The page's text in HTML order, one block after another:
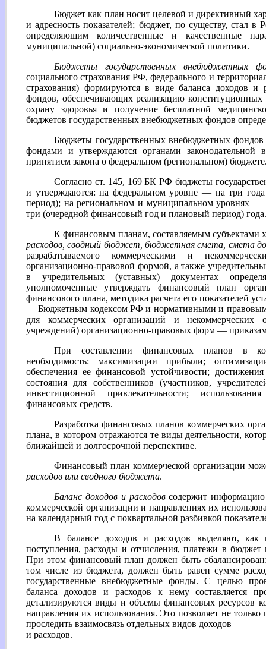
Бюджет как план носит целевой и директивный
и адресность показателей; бюджет, по существу, стал
определяющим количественные и качественные
муниципальной) социально-экономической политики.
Бюджеты государственных внебюджетных
социального страхования РФ, федерального и
страхования) формируются в виде баланса доходов и
фондов, обеспечивающих реализацию конституционных
охрану здоровья и получение бесплатной
бюджетов государственных внебюджетных фондов
Бюджеты государственных внебюджетных фондов
фондами и утверждаются органами законодательной
принятием закона о федеральном (региональном)
Согласно ст. 145, 169 БК РФ бюджеты
и утверждаются: на федеральном уровне — на три
период); на региональном и муниципальном уровнях
три (очередной финансовый год и плановый период) года.
К финансовым планам, составляемым субъектами
расходов, сводный бюджет, бюджетная смета, смета
разрабатываемого коммерческими и
организационно-правовой формой, а также
в учредительных (уставных) документах
уполномоченные утверждать финансовый план
финансового плана, методика расчета его показателей
— Бюджетным кодексом РФ и нормативными и
для коммерческих организаций и некоммерческих
учреждений) организационно-правовых форм —
При составлении финансовых планов в
необходимость: максимизации прибыли;
обеспечения ее финансовой устойчивости;
состояния для собственников (участников,
инвестиционной привлекательности;
финансовых средств.
Разработка финансовых планов коммерческих
плана, в котором отражаются те виды деятельности,
ближайшей и долгосрочной перспективе.
Финансовый план коммерческой организации
расходов или сводного бюджета.
Баланс доходов и расходовсодержит информацию
коммерческой организации и направлениях их
на календарный год с поквартальной разбивкой
В балансе доходов и расходов выделяют,
поступления, расходы и отчисления, платежи в
При этом финансовый план должен быть
том числе из бюджета, должен быть равен сумме
государственные внебюджетные фонды. С целью
баланса доходов и расходов к нему составляется
детализируются виды и объемы финансовых ресурсов
направления их использования. Это позволяет не
проследить взаимосвязь отдельных видов доходов
и расходов.